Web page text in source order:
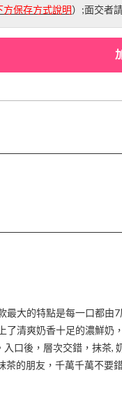
方保存方式說明）;面交者
大的特點是每一口都由
了清爽奶香十足的濃鮮奶
口後，層次交錯，抹茶,
的朋友，千萬千萬不要錯